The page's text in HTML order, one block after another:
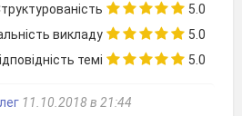
5.0
викладу
5.0
темі
5.0
11.10.2018 в 21:44